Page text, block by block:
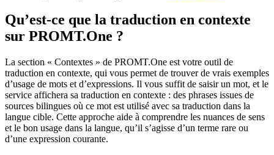
Qu’est-ce que la traduction en contexte
sur PROMT.One ?
La section « Contextes » de PROMT.One est votre outil de
traduction en contexte, qui vous permet de trouver de vrais exemples
d’usage de mots et d’expressions. Il vous suffit de saisir un mot, et le
service affichera sa traduction en contexte : des phrases issues de
sources bilingues où ce mot est utilisé avec sa traduction dans la
langue cible. Cette approche aide à comprendre les nuances de sens
et le bon usage dans la langue, qu’il s’agisse d’un terme rare ou
d’une expression courante.